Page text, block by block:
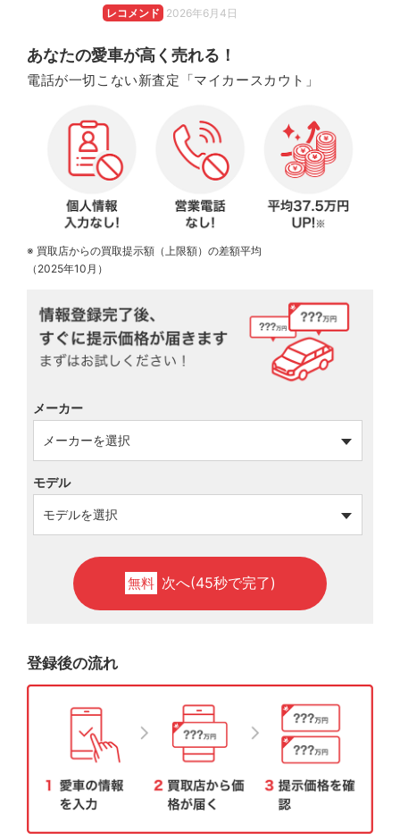
レコメンド 2026年6月4日
あなたの愛車が高く売れる！
電話が一切こない新査定「マイカースカウト」
※ 買取店からの買取提示額（上限額）の差額平均
（2025年10月）
メーカー
モデル
無料 次へ(45秒で完了)
登録後の流れ